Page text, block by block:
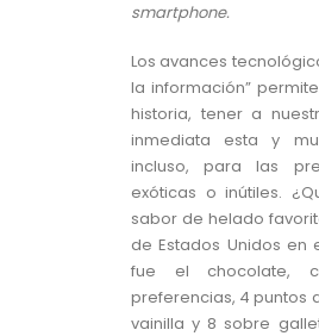
smartphone.
Los avances
la información”
historia, tener a
inmediata esta y
incluso, para las
exóticas o inútiles.
sabor de helado
de Estados Unidos en
fue el chocolate,
preferencias, 4 puntos
vainilla y 8 sobre